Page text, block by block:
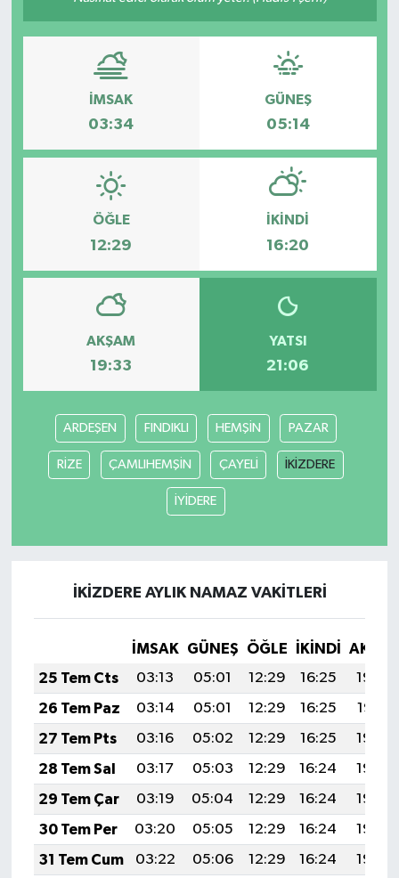
İMSAK
03:34
GÜNEŞ
05:14
ÖĞLE
12:29
İKINDI
16:20
AKŞAM
19:33
YATSI
21:06
ARDEŞEN FINDIKLI HEMŞİN PAZAR
RİZE ÇAMLIHEMŞİN ÇAYELİ İKİZDERE
İYİDERE
İKİZDERE AYLIK NAMAZ VAKITLERI
İMSAK GÜNEŞ ÖĞLE İKINDI
25 Tem Cts
03:13 05:01 12:29 16:25
19:48
26 Tem Paz
03:14 05:01 12:29 16:25
19:47
27 Tem Pts
03:16 05:02 12:29 16:25
19:46
28 Tem Sal
03:17 05:03 12:29 16:24
19:45
29 Tem Çar
03:19 05:04 12:29 16:24
19:44
30 Tem Per
03:20 05:05 12:29 16:24
19:43
31 Tem Cum
03:22 05:06 12:29 16:24
19:42
Haberde İnsan
Kültür-Sanat
Magazin
Podcast
Siyaset
Spor
Yerel